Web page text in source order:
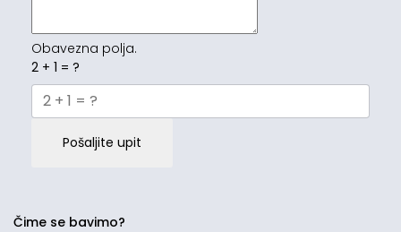
Obavezna polja.
2 + 1 = ?
Pošaljite upit
Čime se bavimo?